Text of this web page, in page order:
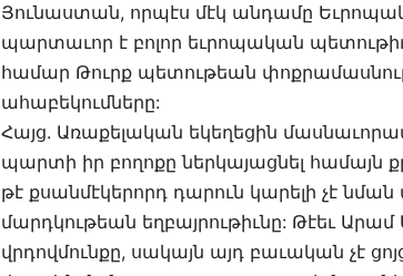
Յունաստան, որպէս մէկ անդամը
պարտաւոր է բոլոր եւրոպական
համար Թուրք պետութեան
ահաբեկումները:
Հայց. Առաքելական եկեղեցին
պարտի իր բողոքը ներկայացնել համայն
թէ քսանմէկերորդ դարուն կարելի չէ
մարդկութեան եղբայրութիւնը: Թէեւ
վրդովմունքը, սակայն այդ բաւական չէ